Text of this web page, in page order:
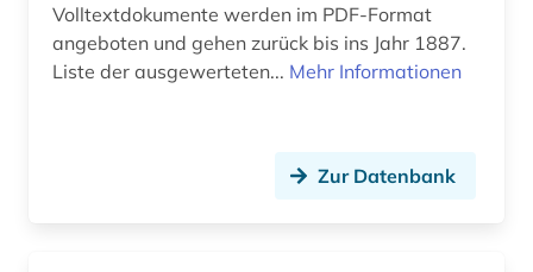
christentum (2)
christoph martin (1)
collijn, isak | bibliothekar (1)
Volltextdokumente werden im PDF-Format
angeboten und gehen zurück bis ins Jahr 1887.
Liste der ausgewerteten... Mehr Informationen
Zur Datenbank